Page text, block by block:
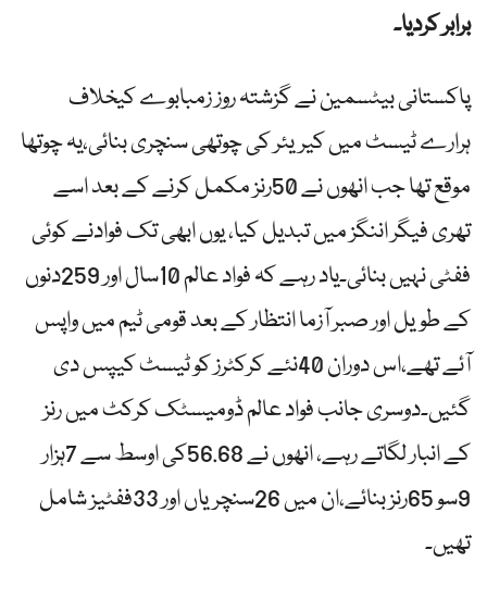
برابر کردیا۔
پاکستانی بیٹسمین نے گزشتہ روز زمبابوے کیخلاف
ہرارے ٹیسٹ میں کیریئر کی چوتھی سنچری بنائی،یہ چوتھا
موقع تھا جب انھوں نے 50رنز مکمل کرنے کے بعد اسے
تھری فیگر اننگز میں تبدیل کیا، یوں ابھی تک فوادنے کوئی
ففٹی نہیں بنائی۔یاد رہے کہ فواد عالم 10سال اور 259دنوں
کے طویل اور صبر آزما انتظار کے بعد قومی ٹیم میں واپس
آئے تھے،اس دوران 40نئے کرکٹرز کو ٹیسٹ کیپس دی
گئیں۔دوسری جانب فواد عالم ڈومیسٹک کرکٹ میں رنز
کے انبار لگاتے رہے، انھوں نے 56.68کی اوسط سے 7ہزار
9سو 65رنز بنائے،ان میں 26سنچریاں اور 33ففٹیز شامل
تھیں۔